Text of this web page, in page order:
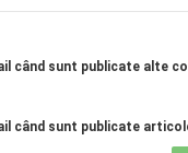
când sunt publicate alte
când sunt publicate